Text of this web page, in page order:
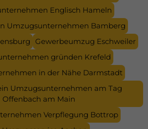
Englisch Hameln
Umzugsunternehmen Bamberg
Gewerbeumzug Eschweiler
gründen Krefeld
in der Nähe Darmstadt
Umzugsunternehmen am Tag
Offenbach am Main
Verpflegung Bottrop